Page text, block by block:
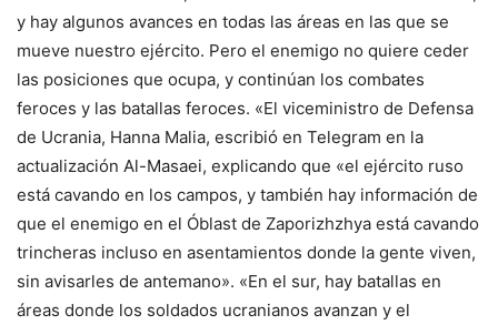
y hay algunos avances en todas las áreas en las que se
mueve nuestro ejército. Pero el enemigo no quiere ceder
las posiciones que ocupa, y continúan los combates
feroces y las batallas feroces. «El viceministro de Defensa
de Ucrania, Hanna Malia, escribió en Telegram en la
actualización Al-Masaei, explicando que «el ejército ruso
está cavando en los campos, y también hay información de
que el enemigo en el Óblast de Zaporizhzhya está cavando
trincheras incluso en asentamientos donde la gente viven,
sin avisarles de antemano». «En el sur, hay batallas en
áreas donde los soldados ucranianos avanzan y el